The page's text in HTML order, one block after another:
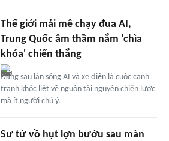
Thế giới mải mê chạy đua AI,
Trung Quốc âm thầm nắm 'chìa
khóa' chiến thắng
Đằng sau làn sóng AI và xe điện là cuộc cạnh
tranh khốc liệt về nguồn tài nguyên chiến lược
mà ít người chú ý.
Sư tử vồ hụt lợn bướu sau màn